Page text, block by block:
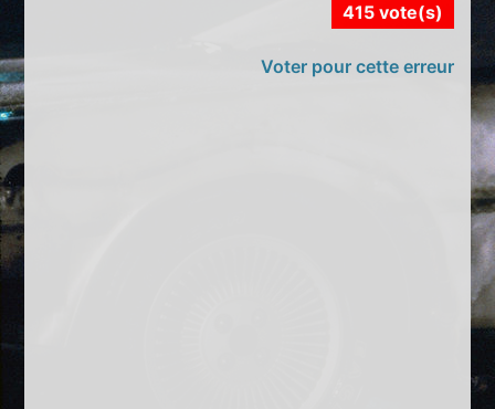
415 vote(s)
Voter pour cette erreur